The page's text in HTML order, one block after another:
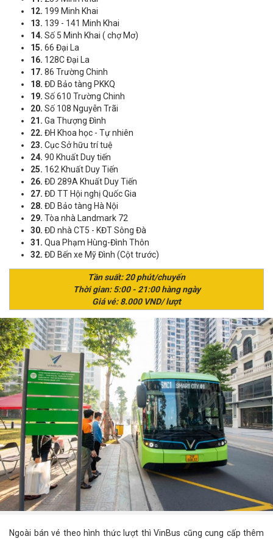
12. 199 Minh Khai
13. 139 - 141 Minh Khai
14. Số 5 Minh Khai ( chợ Mơ)
15. 66 Đại La
16. 128C Đại La
17. 86 Trường Chinh
18. ĐD Bảo tàng PKKQ
19. Số 610 Trường Chinh
20. Số 108 Nguyễn Trãi
21. Ga Thượng Đình
22. ĐH Khoa học - Tự nhiên
23. Cục Sở hữu trí tuệ
24. 90 Khuất Duy tiến
25. 162 Khuất Duy Tiến
26. ĐD 289A Khuất Duy Tiến
27. ĐD TT Hội nghị Quốc Gia
28. ĐD Bảo tàng Hà Nội
29. Tòa nhà Landmark 72
30. ĐD nhà CT5 - KĐT Sông Đà
31. Qua Phạm Hùng-Đình Thôn
32. ĐD Bến xe Mỹ Đình (Cột trước)
Tần suất: 20 phút/chuyến
Thời gian: 5:00 - 21:00 hàng ngày
Giá vé: 8.000 VND/ lượt
Ngoài bán vé theo hình thức lượt thì VinBus cũng cung cấp thêm